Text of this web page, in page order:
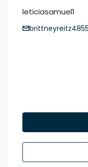
leticiasamuel1